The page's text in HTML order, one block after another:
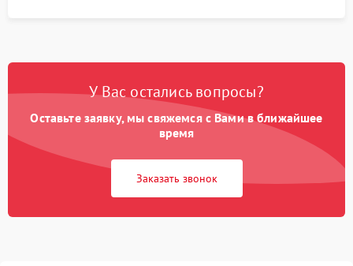
У Вас остались вопросы?
Оставьте заявку, мы свяжемся с Вами в ближайшее
время
Заказать звонок